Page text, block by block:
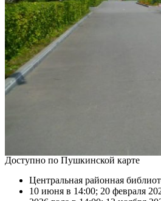
Доступно по Пушкинской карте
Центральная районная
10 июня в 14:00; 20 февраля